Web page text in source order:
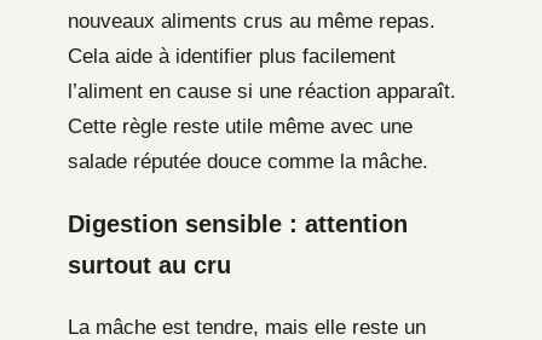
nouveaux aliments crus au même repas.
Cela aide à identifier plus facilement
l’aliment en cause si une réaction apparaît.
Cette règle reste utile même avec une
salade réputée douce comme la mâche.
Digestion sensible : attention
surtout au cru
La mâche est tendre, mais elle reste un